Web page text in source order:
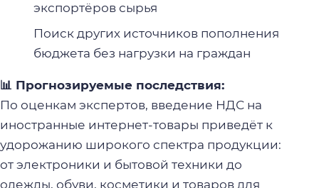
экспортёров сырья
Поиск других источников пополнения
бюджета без нагрузки на граждан
📊 Прогнозируемые последствия:
По оценкам экспертов, введение НДС на
иностранные интернет-товары приведёт к
удорожанию широкого спектра продукции:
от электроники и бытовой техники до
одежды, обуви, косметики и товаров для